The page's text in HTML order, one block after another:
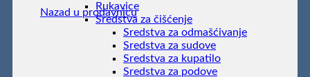
Nazad u prodavnicu
Rukavice
Sredstva za čišćenje
Sredstva za odmašćivanje
Sredstva za sudove
Sredstva za kupatilo
Sredstva za podove